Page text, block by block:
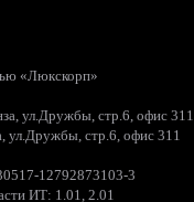
«Люкскорп»
ул.Дружбы, стр.6, офис 311
ул.Дружбы, стр.6, офис 311
12792873103-3
ИТ: 1.01, 2.01